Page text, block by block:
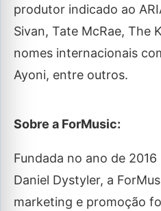
produtor indicado ao
Sivan, Tate McRae, The
nomes internacionais
Ayoni, entre outros.
Sobre a ForMusic:
Fundada no ano de
Daniel Dystyler, a
marketing e promoção